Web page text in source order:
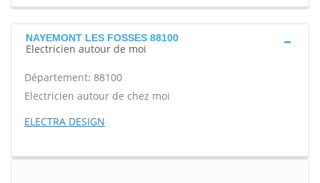
NAYEMONT LES FOSSES 88100
Electricien autour de moi
Département: 88100
Electricien autour de chez moi
ELECTRA DESIGN